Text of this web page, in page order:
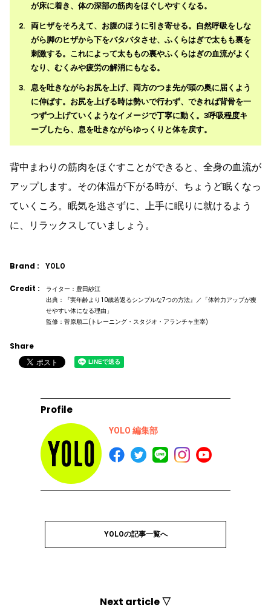
が床に着き、体の深部の筋肉をほぐしやすくなる。
両ヒザをそろえて、お腹のほうに引き寄せる。自然呼吸をしな
がら脚のヒザから下をバタバタさせ、ふくらはぎで太もも裏を
刺激する。これによって太ももの裏やふくらはぎの血流がよく
なり、むくみや疲労の解消にもなる。
息を吐きながらお尻を上げ、両方のつま先が頭の奥に届くよう
に伸ばす。お尻を上げる時は勢いで行わず、できれば背骨を一
つずつ上げていくようなイメージで丁寧に動く。3呼吸程度キ
ープしたら、息を吐きながらゆっくりと体を戻す。
背中まわりの筋肉をほぐすことができると、全身の血流が
アップします。その体温が下がる時が、ちょうど眠くなっ
ていくころ。眠気を逃さずに、上手に眠りに就けるよう
に、リラックスしていましょう。
Brand : YOLO
Credit :
ライター：豊田紗江
出典：『実年齢より10歳若返るシンプルな7つの方法』／「体幹力アップが痩
せやすい体になる理由」
監修：菅原順二(トレーニング・スタジオ・アランチャ主宰)
Share
Profile
YOLO 編集部
YOLOの記事一覧へ
Next article ▽